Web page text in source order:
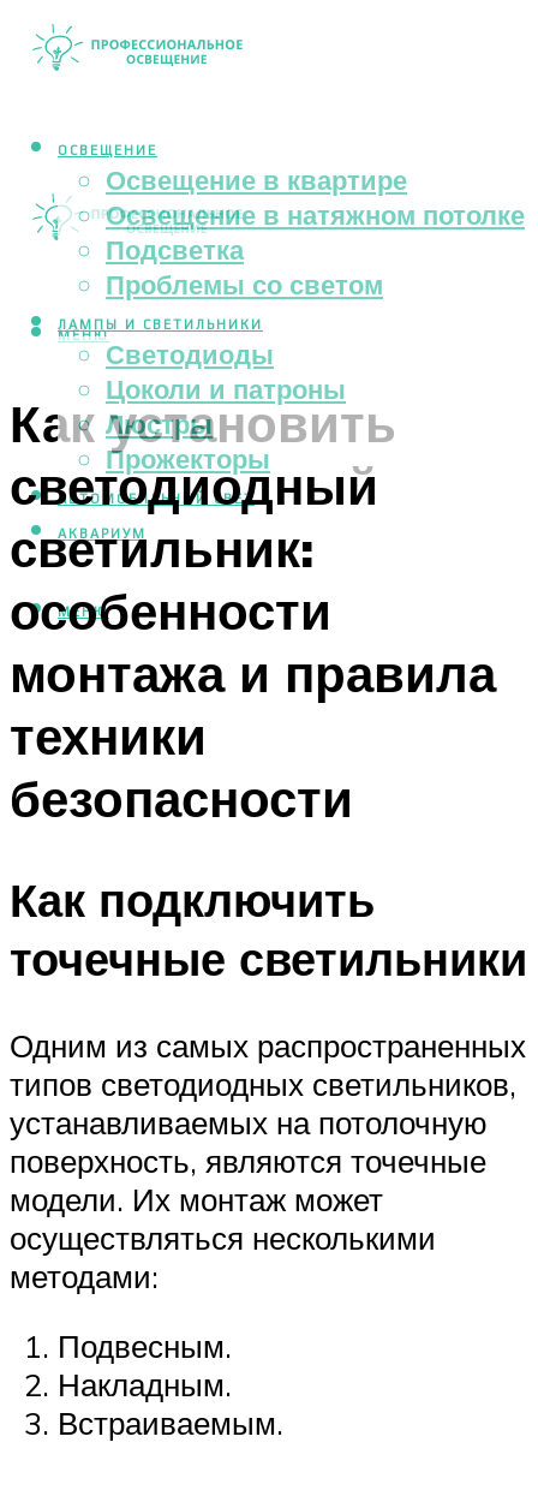
ОСВЕЩЕНИЕ
Освещение в квартире
Освещение в натяжном потолке
Подсветка
Проблемы со светом
ЛАМПЫ И СВЕТИЛЬНИКИ
Светодиоды
Цоколи и патроны
Люстры
Прожекторы
АВТОМОБИЛЬНЫЙ СВЕТ
АКВАРИУМ
МЕНЮ
МЕНЮ
Как установить
светодиодный
светильник:
особенности
монтажа и правила
техники
безопасности
Как подключить
точечные светильники
Одним из самых распространенных
типов светодиодных светильников,
устанавливаемых на потолочную
поверхность, являются точечные
модели. Их монтаж может
осуществляться несколькими
методами:
Подвесным.
Накладным.
Встраиваемым.